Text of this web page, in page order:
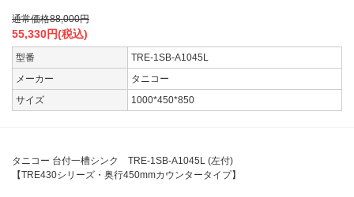
通常価格88,000円
55,330円(税込)
型番
TRE-1SB-A1045L
メーカー
タニコー
サイズ
1000*450*850
タニコー 台付一槽シンク TRE-1SB-A1045L (左付)
【TRE430シリーズ・奥行450mmカウンタータイプ】